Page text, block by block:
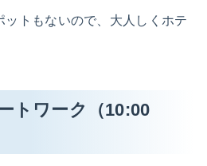
ットもないので、大人しくホテ
トワーク（10:00